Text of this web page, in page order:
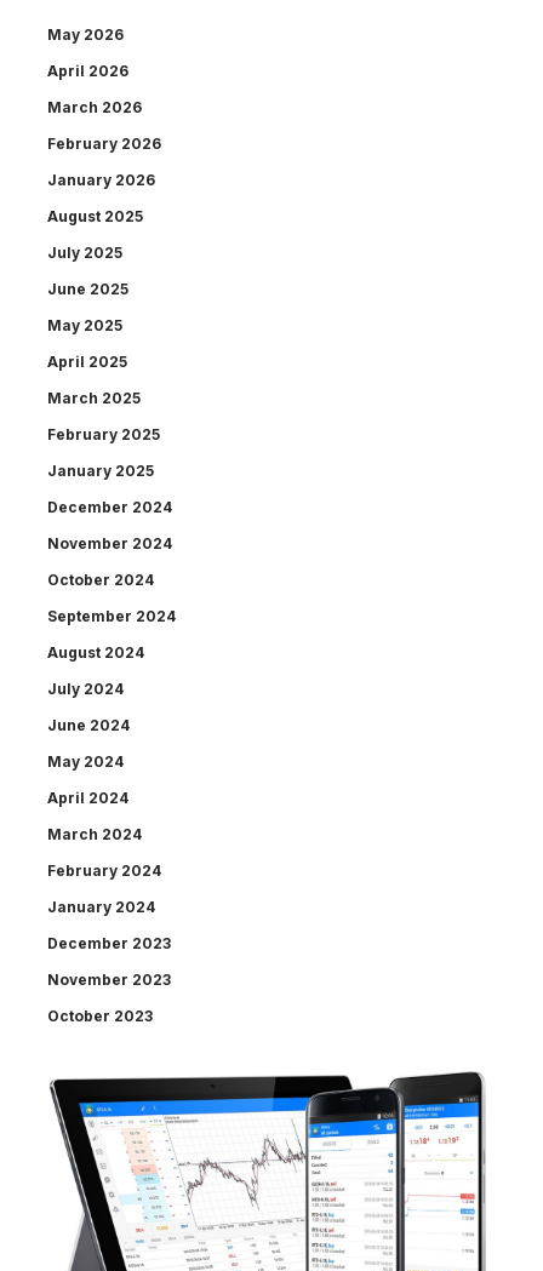
May 2026
April 2026
March 2026
February 2026
January 2026
August 2025
July 2025
June 2025
May 2025
April 2025
March 2025
February 2025
January 2025
December 2024
November 2024
October 2024
September 2024
August 2024
July 2024
June 2024
May 2024
April 2024
March 2024
February 2024
January 2024
December 2023
November 2023
October 2023